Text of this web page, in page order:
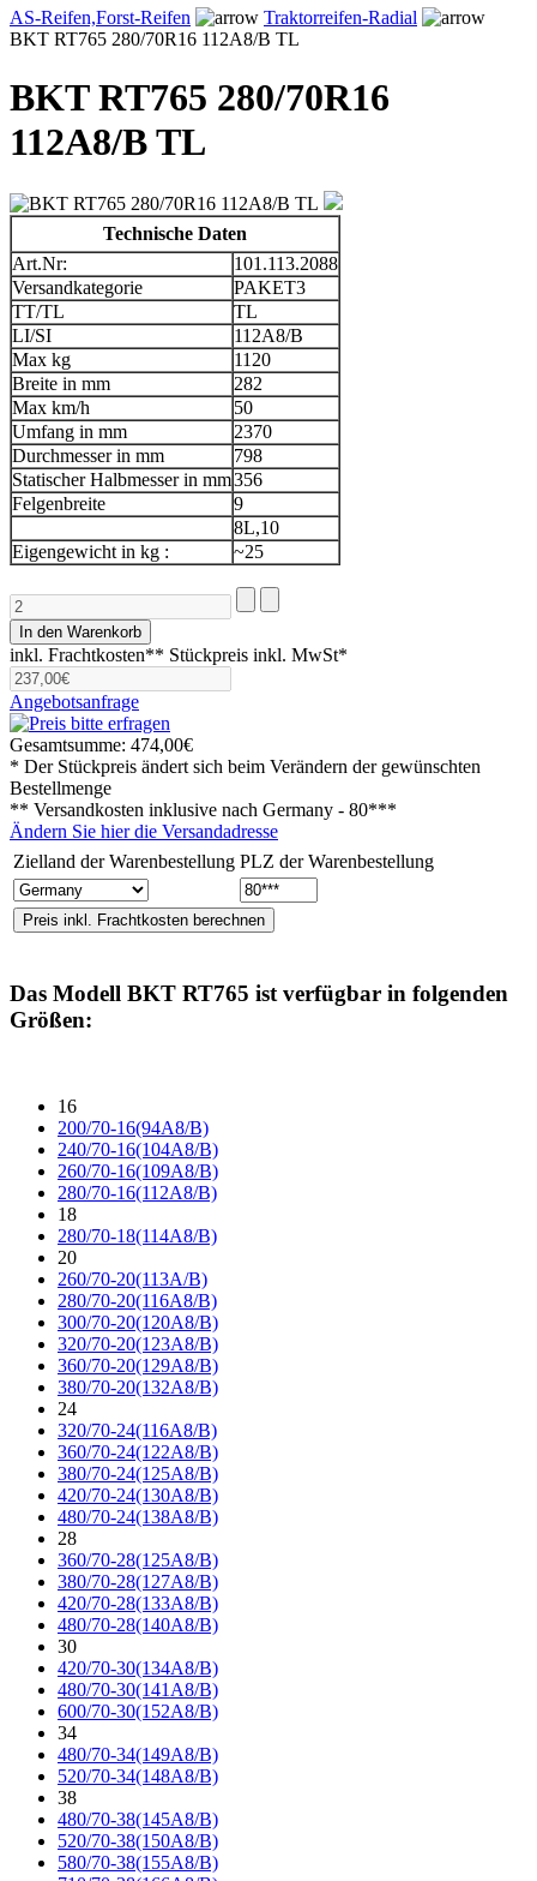
AS-Reifen,Forst-Reifen
Traktorreifen-Radial
BKT RT765 280/70R16 112A8/B TL
BKT RT765 280/70R16
112A8/B TL
Technische Daten
Art.Nr:
101.113.2088
Versandkategorie
PAKET3
TT/TL
TL
LI/SI
112A8/B
Max kg
1120
Breite in mm
282
Max km/h
50
Umfang in mm
2370
Durchmesser in mm
798
Statischer Halbmesser in mm356
Felgenbreite
9
8L,10
Eigengewicht in kg :
~25
inkl. Frachtkosten** Stückpreis inkl. MwSt*
Angebotsanfrage
Gesamtsumme: 474,00€
* Der Stückpreis ändert sich beim Verändern der gewünschten
Bestellmenge
** Versandkosten inklusive nach Germany - 80***
Ändern Sie hier die Versandadresse
Zielland der Warenbestellung PLZ der Warenbestellung
Das Modell BKT RT765 ist verfügbar in folgenden
Größen:
16
200/70-16(94A8/B)
240/70-16(104A8/B)
260/70-16(109A8/B)
280/70-16(112A8/B)
18
280/70-18(114A8/B)
20
260/70-20(113A/B)
280/70-20(116A8/B)
300/70-20(120A8/B)
320/70-20(123A8/B)
360/70-20(129A8/B)
380/70-20(132A8/B)
24
320/70-24(116A8/B)
360/70-24(122A8/B)
380/70-24(125A8/B)
420/70-24(130A8/B)
480/70-24(138A8/B)
28
360/70-28(125A8/B)
380/70-28(127A8/B)
420/70-28(133A8/B)
480/70-28(140A8/B)
30
420/70-30(134A8/B)
480/70-30(141A8/B)
600/70-30(152A8/B)
34
480/70-34(149A8/B)
520/70-34(148A8/B)
38
480/70-38(145A8/B)
520/70-38(150A8/B)
580/70-38(155A8/B)